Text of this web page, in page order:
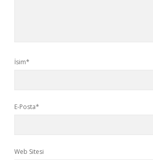
İsim*
E-Posta*
Web Sitesi